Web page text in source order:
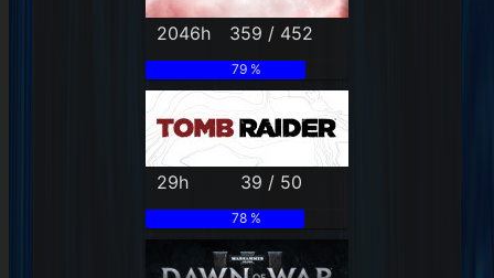
2046h 359 / 452
79 %
29h 39 / 50
78 %